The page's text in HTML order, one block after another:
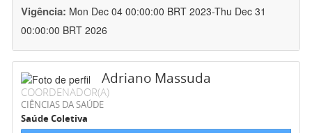
Vigência: Mon Dec 04 00:00:00 BRT 2023-Thu Dec 31
00:00:00 BRT 2026
Adriano Massuda
COORDENADOR(A)
CIÊNCIAS DA SAÚDE
Saúde Coletiva